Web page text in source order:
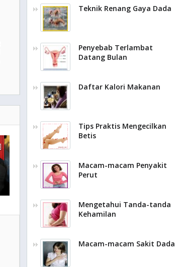
Teknik Renang Gaya Dada
Penyebab Terlambat
Datang Bulan
Daftar Kalori Makanan
Tips Praktis Mengecilkan
Betis
Macam-macam Penyakit
Perut
Mengetahui Tanda-tanda
Kehamilan
Macam-macam Sakit Dada